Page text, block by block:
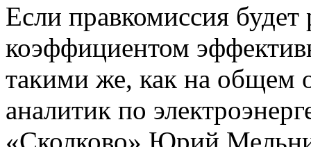
Если правкомиссия будет
коэффициентом
такими же, как на общем
аналитик по
«Сколково» Юрий